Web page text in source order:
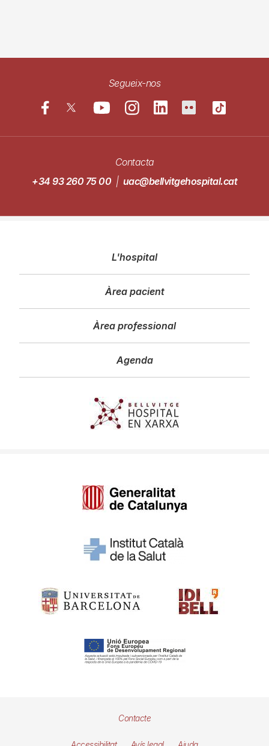
Segueix-nos
Contacta
+34 93 260 75 00 | uac@bellvitgehospital.cat
principal
L'hospital
Àrea pacient
Àrea professional
Agenda
Contacte